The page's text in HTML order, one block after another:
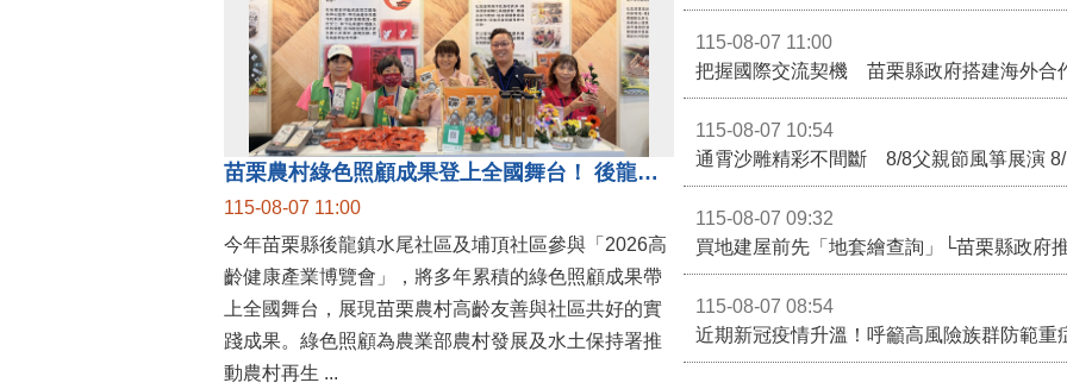
苗栗農村綠色照顧成果登上全國舞台！ 後龍水尾、埔頂社區前進2026高齡健康產業博覽會
115-08-07 11:00
今年苗栗縣後龍鎮水尾社區及埔頂社區參與「2026高
齡健康產業博覽會」，將多年累積的綠色照顧成果帶
上全國舞台，展現苗栗農村高齡友善與社區共好的實
踐成果。綠色照顧為農業部農村發展及水土保持署推
動農村再生 ...
115-08-07 11:00
115-08-07 10:54
通霄沙雕精彩不間斷 8/8父親節風箏展演
115-08-07 09:32
買地建屋前先「地套繪查詢」└苗栗縣政府
115-08-07 08:54
近期新冠疫情升溫！呼籲高風險族群防範重